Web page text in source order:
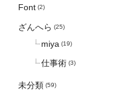
Font (2)
ざんへら (25)
miya (19)
仕事術 (3)
未分類 (59)